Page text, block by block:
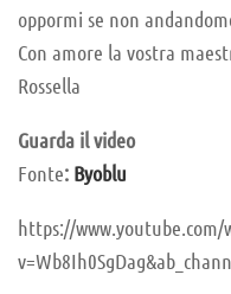
oppormi se non
Con amore la vostra
Rossella
Guarda il video
Fonte: Byoblu
https://www.youtube.com/